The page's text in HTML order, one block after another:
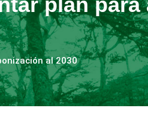
al 2030